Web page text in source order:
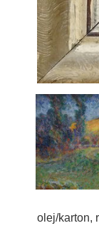
olej/karton,